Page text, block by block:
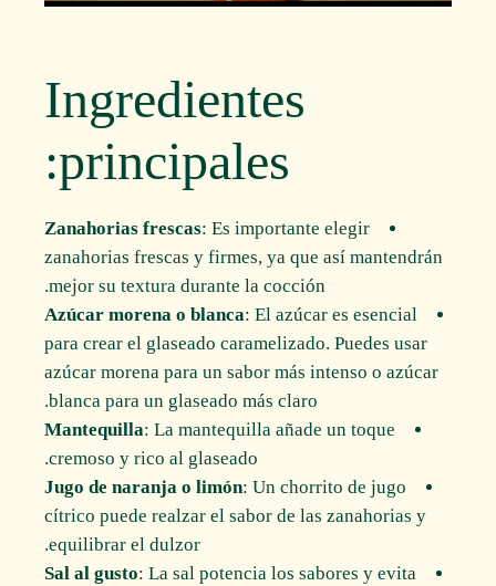
Ingredientes
principales:
Zanahorias frescas: Es importante elegir
zanahorias frescas y firmes, ya que así mantendrán
mejor su textura durante la cocción.
Azúcar morena o blanca: El azúcar es esencial
para crear el glaseado caramelizado. Puedes usar
azúcar morena para un sabor más intenso o azúcar
blanca para un glaseado más claro.
Mantequilla: La mantequilla añade un toque
cremoso y rico al glaseado.
Jugo de naranja o limón: Un chorrito de jugo
cítrico puede realzar el sabor de las zanahorias y
equilibrar el dulzor.
Sal al gusto: La sal potencia los sabores y evita